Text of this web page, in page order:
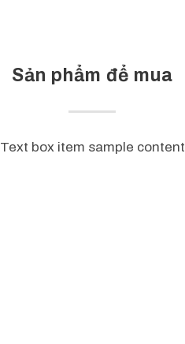
Sản phẩm để mua
Text box item sample content